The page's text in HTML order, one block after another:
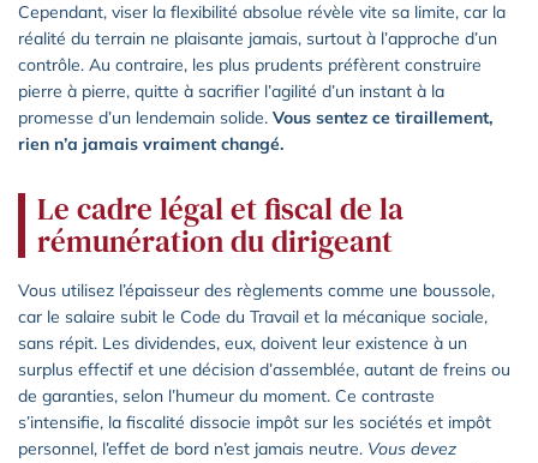
Cependant, viser la flexibilité absolue révèle vite sa limite, car la
réalité du terrain ne plaisante jamais, surtout à l’approche d’un
contrôle. Au contraire, les plus prudents préfèrent construire
pierre à pierre, quitte à sacrifier l’agilité d’un instant à la
promesse d’un lendemain solide. Vous sentez ce tiraillement,
rien n’a jamais vraiment changé.
Le cadre légal et fiscal de la
rémunération du dirigeant
Vous utilisez l’épaisseur des règlements comme une boussole,
car le salaire subit le Code du Travail et la mécanique sociale,
sans répit. Les dividendes, eux, doivent leur existence à un
surplus effectif et une décision d’assemblée, autant de freins ou
de garanties, selon l’humeur du moment. Ce contraste
s’intensifie, la fiscalité dissocie impôt sur les sociétés et impôt
personnel, l’effet de bord n’est jamais neutre. Vous devez